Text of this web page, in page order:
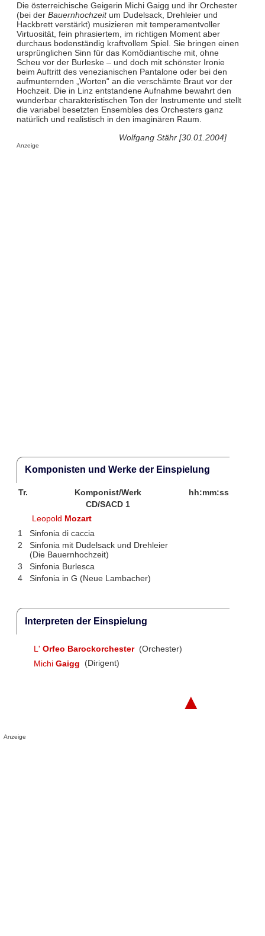
Die österreichische Geigerin Michi Gaigg und ihr Orchester
(bei der Bauernhochzeitum Dudelsack, Drehleier und
Hackbrett verstärkt) musizieren mit temperamentvoller
Virtuosität, fein phrasiertem, im richtigen Moment aber
durchaus bodenständig kraftvollem Spiel. Sie bringen einen
ursprünglichen Sinn für das Komödiantische mit, ohne
Scheu vor der Burleske – und doch mit schönster Ironie
beim Auftritt des venezianischen Pantalone oder bei den
aufmunternden „Worten“ an die verschämte Braut vor der
Hochzeit. Die in Linz entstandene Aufnahme bewahrt den
wunderbar charakteristischen Ton der Instrumente und stellt
die variabel besetzten Ensembles des Orchesters ganz
natürlich und realistisch in den imaginären Raum.
Wolfgang Stähr [30.01.2004]
Anzeige
Komponisten und Werke der Einspielung
Tr. Komponist/Werk
hh:mm:ss
CD/SACD 1
Leopold Mozart
1
Sinfonia di caccia
2
Sinfonia mit Dudelsack und Drehleier
(Die Bauernhochzeit)
3
Sinfonia Burlesca
4
Sinfonia in G (Neue Lambacher)
Interpreten der Einspielung
L' Orfeo Barockorchester (Orchester)
Michi Gaigg (Dirigent)
▲
Anzeige